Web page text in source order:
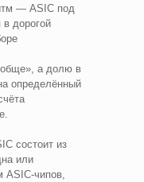
— ASIC под
дорогой
а долю в
определённый
состоит из
или
ASIC-чипов,